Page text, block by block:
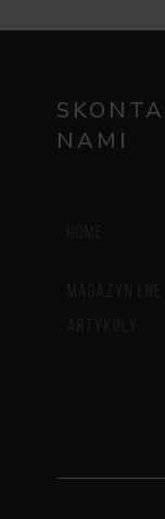
NAMI
MAGAZYN LNE
ARTYKUŁY